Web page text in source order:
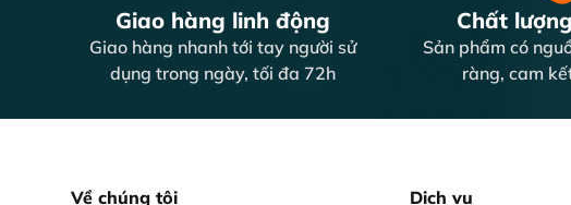
Giao hàng linh động
Giao hàng nhanh tới tay người sử
dụng trong ngày, tối đa 72h
Chất
Sản phẩm có
ràng, cam
Về chúng tôi Dịch vụ